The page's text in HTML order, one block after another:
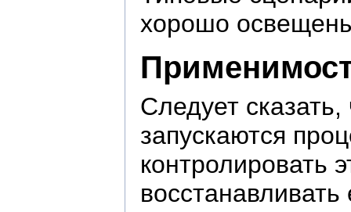
хорошо
Следует
запускаются
контролировать